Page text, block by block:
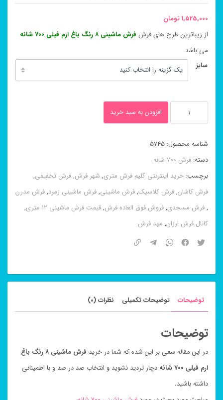
1,525,000تومان
از زیباترین طرح های فرش فرش ماشینی ۸ رنگ باغ ارم فیلی ۷۰۰ شانه
می باشد.
سایز
ماشینی
۸
رنگ
باغ
ارم
فیلی
۷۰۰
افزودن به سبد خرید
شناسه محصول: 5745
دسته: فرش 700 شانه
برچسب: خرید اینترنتی گلیم فرش متری, شهر فرش,فرش تخفیفی,
فرش کاشان,فرش کلاسیک,فرش ماشینی,فرش ماشینی زمرد,فرش مدرن
,فرش مسجدی,فروش فوق العاده فرش,قیمت فرش ماشینی 12 متری
,
کانال فرش ارزان, مهد فرش
توضیحات توضیحات تکمیلی نظرات (0)
توضیحات
در این مقاله سعی بر این شده که شما در خرید
فرش ماشینی ۸ رنگ باغ
ارم فیلی ۷۰۰ شانه
دچار تردید نشوید و انتخاب صد در صد و با اطمینانی
داشته باشید.